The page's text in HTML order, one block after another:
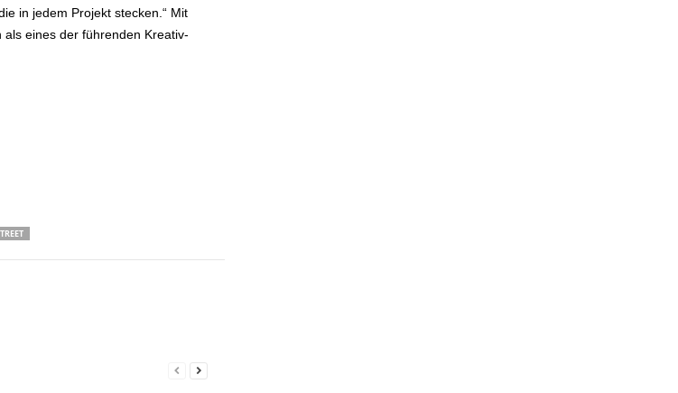
in jedem Projekt stecken.“ Mit
eines der führenden Kreativ-